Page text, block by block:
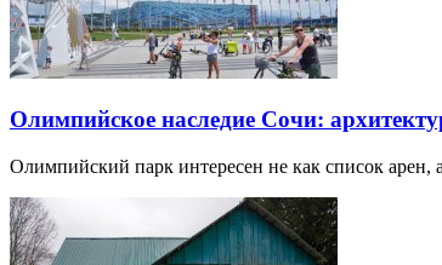
Олимпийское наследие Сочи:
Олимпийский парк интересен не как список арен,